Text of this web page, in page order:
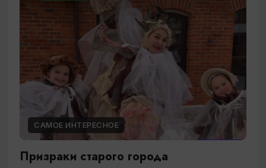
САМОЕ ИНТЕРЕСНОЕ
Призраки старого города